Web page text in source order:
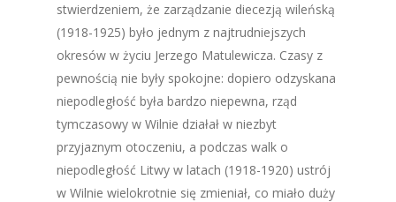
stwierdzeniem, że zarządzanie diecezją wileńską
(1918-1925) było jednym z najtrudniejszych
okresów w życiu Jerzego Matulewicza. Czasy z
pewnością nie były spokojne: dopiero odzyskana
niepodległość była bardzo niepewna, rząd
tymczasowy w Wilnie działał w niezbyt
przyjaznym otoczeniu, a podczas walk o
niepodległość Litwy w latach (1918-1920) ustrój
w Wilnie wielokrotnie się zmieniał, co miało duży